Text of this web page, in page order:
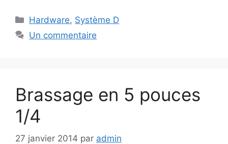
Catégories
Hardware, Système D
Un commentaire
Brassage en 5 pouces
1/4
27 janvier 2014 par admin